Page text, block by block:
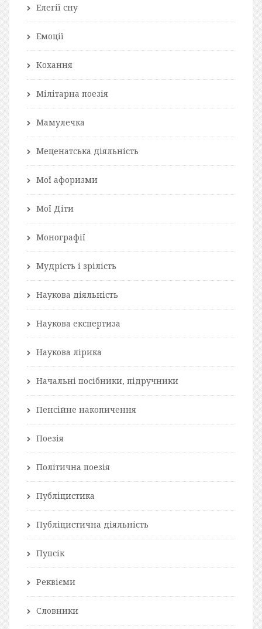
Елегії сну
Емоції
Кохання
Мілітарна поезія
Мамулечка
Меценатська діяльність
Мої афоризми
Мої Діти
Монографії
Мудрість і зрілість
Наукова діяльність
Наукова експертиза
Наукова лірика
Начальні посібники, підручники
Пенсійне накопичення
Поезія
Політична поезія
Публіцистика
Публіцистична діяльність
Пупсік
Реквієми
Словники